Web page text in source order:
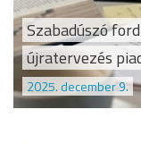
Szabadúszó
újratervezés
2025. december 9.